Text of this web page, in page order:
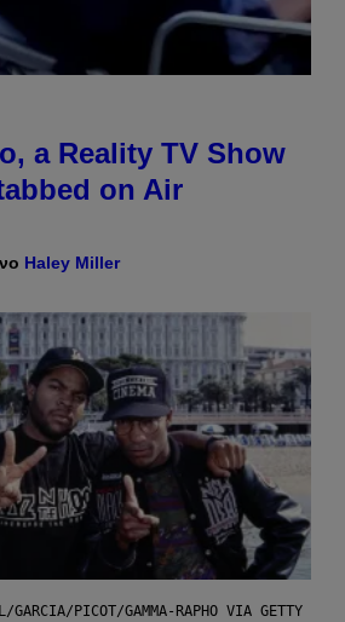
a Reality TV Show
on Air
Haley Miller
GARCIA/PICOT/GAMMA-RAPHO VIA GETTY